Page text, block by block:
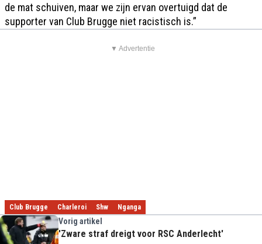
de mat schuiven, maar we zijn ervan overtuigd dat de
supporter van Club Brugge niet racistisch is.”
▼ Advertentie
Club Brugge Charleroi Shw Nganga
Vorig artikel
'Zware straf dreigt voor RSC Anderlecht'